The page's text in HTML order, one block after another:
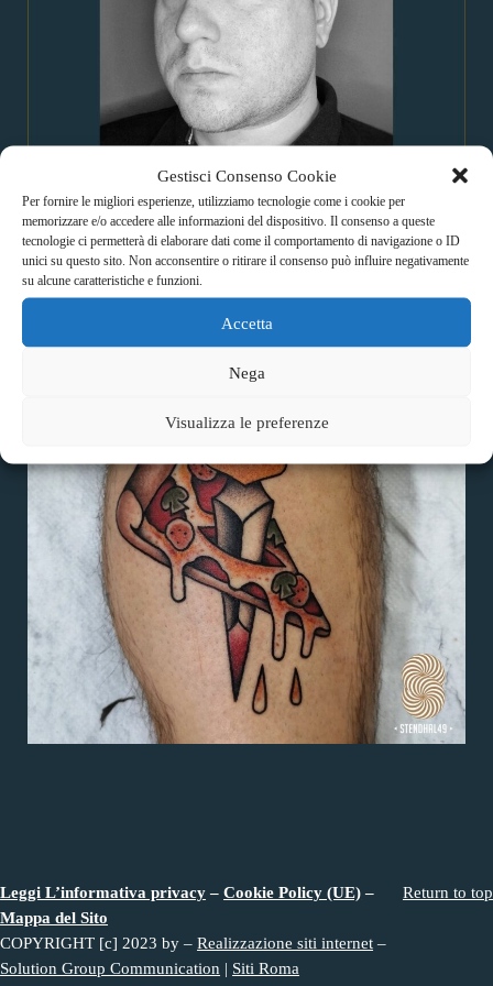
Gestisci Consenso Cookie
Per fornire le migliori esperienze, utilizziamo tecnologie come i cookie per
memorizzare e/o accedere alle informazioni del dispositivo. Il consenso a queste
tecnologie ci permetterà di elaborare dati come il comportamento di navigazione o ID
unici su questo sito. Non acconsentire o ritirare il consenso può influire negativamente
su alcune caratteristiche e funzioni.
Accetta
Nega
Visualizza le preferenze
Instagram
Leggi L’informativa privacy–Cookie Policy (UE)–
Mappa del Sito
COPYRIGHT [c] 2023 by –Realizzazione siti internet –
Solution Group Communication | Siti Roma
Return to top